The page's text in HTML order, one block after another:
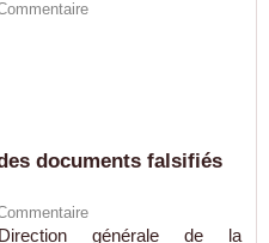
documents falsifiés
générale de la